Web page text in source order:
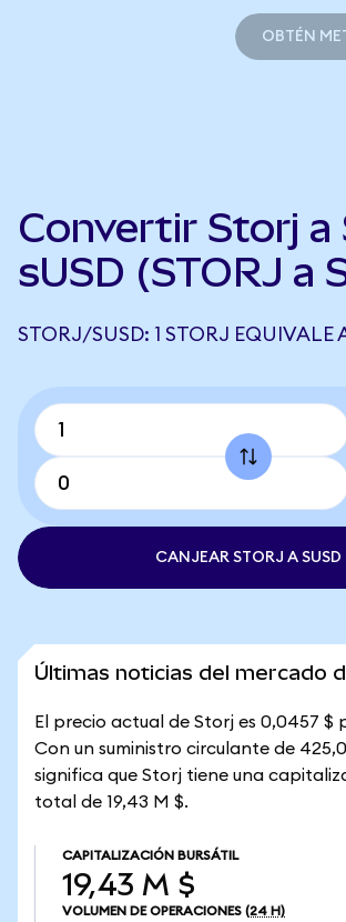
OBTÉN
Convertir Storj a
sUSD (STORJ a
STORJ/SUSD: 1 STORJ EQUIVALE A
CANJEAR STORJ A SUSD
Últimas noticias del mercado
El precio actual de Storj es 0,0457 $
Con un suministro circulante de
significa que Storj tiene una
total de 19,43 M $.
CAPITALIZACIÓN BURSÁTIL
19,43 M $
VOLUMEN DE OPERACIONES (24 H)